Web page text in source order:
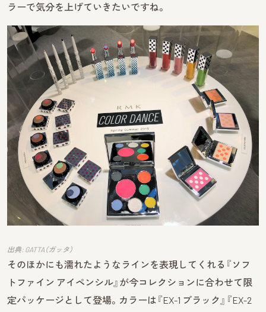
ラーで気分を上げていきたいですね。
出典: GATTA（ガッタ）
そのほかにも濡れたようなラインを表現してくれる『ソフ
トファイン アイペンシル』が今コレクションに合わせて限
定パッケージとして登場。カラーは『EX-1 ブラック』『EX-2